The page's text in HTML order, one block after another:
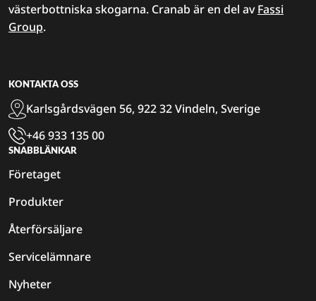
västerbottniska skogarna. Cranab är en del avFassi
Group.
KONTAKTA OSS
Karlsgårdsvägen 56, 922 32 Vindeln, Sverige
+46 933 135 00
SNABBLÄNKAR
Företaget
Produkter
Återförsäljare
Servicelämnare
Nyheter